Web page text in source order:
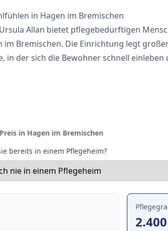
in Hagen im Bremischen
Allan bietet pflegebedürftigen
im Bremischen. Die Einrichtung legt
in der sich die Bewohner schnell
sind barrierefrei gestaltet
der professionellen pflegerischen
Regelmäßige Aktivitäten und
in Hagen im Bremischen
bereits in einem Pflegeheim?